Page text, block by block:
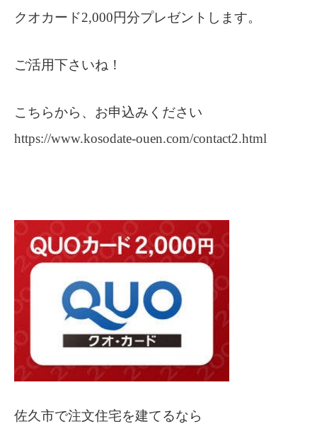
クオカード2,000円分プレゼントします。
ご活用下さいね！
こちらから、お申込みください
https://www.kosodate-ouen.com/contact2.html
佐久市で注文住宅を建てるなら